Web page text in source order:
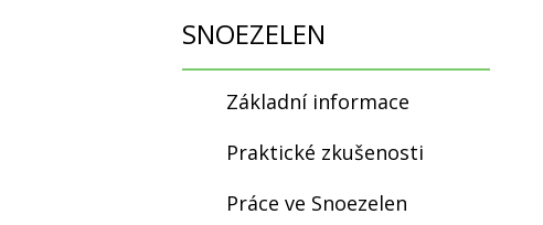
SNOEZELEN
Základní informace
Praktické zkušenosti
Práce ve Snoezelen